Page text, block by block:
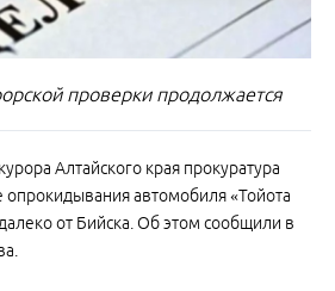
проверки продолжается
Алтайского края прокуратура
опрокидывания автомобиля «Тойота
от Бийска. Об этом сообщили в